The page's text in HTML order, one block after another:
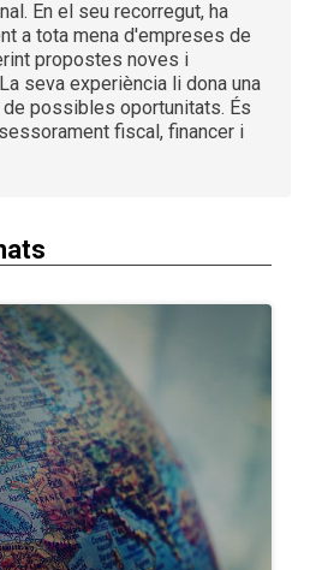
En el seu recorregut, ha
a tota mena d'empreses de
propostes noves i
seva experiència li dona una
possibles oportunitats. És
fiscal, financer i